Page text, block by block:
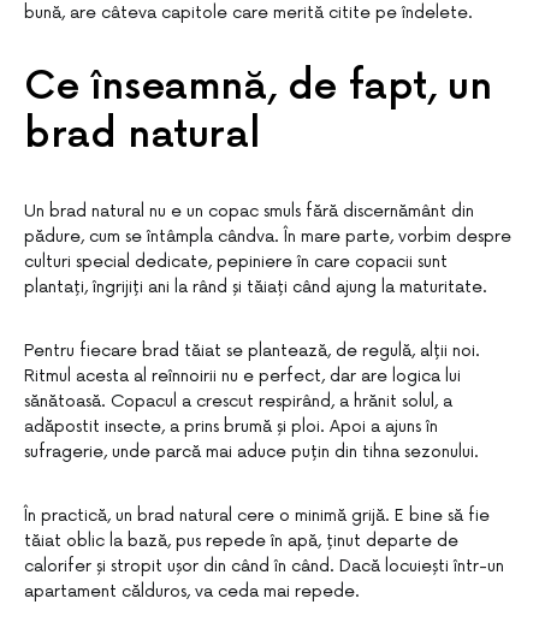
bună, are câteva capitole care merită citite pe îndelete.
Ce înseamnă, de fapt, un
brad natural
Un brad natural nu e un copac smuls fără discernământ din
pădure, cum se întâmpla cândva. În mare parte, vorbim despre
culturi special dedicate, pepiniere în care copacii sunt
plantați, îngrijiți ani la rând și tăiați când ajung la maturitate.
Pentru fiecare brad tăiat se plantează, de regulă, alții noi.
Ritmul acesta al reînnoirii nu e perfect, dar are logica lui
sănătoasă. Copacul a crescut respirând, a hrănit solul, a
adăpostit insecte, a prins brumă și ploi. Apoi a ajuns în
sufragerie, unde parcă mai aduce puțin din tihna sezonului.
În practică, un brad natural cere o minimă grijă. E bine să fie
tăiat oblic la bază, pus repede în apă, ținut departe de
calorifer și stropit ușor din când în când. Dacă locuiești într-un
apartament călduros, va ceda mai repede.